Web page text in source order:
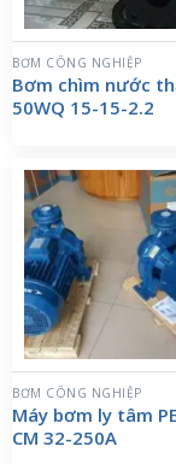
BƠM CÔNG NGHIỆP
Bơm chìm nước
50WQ 15-15-2.2
BƠM CÔNG NGHIỆP
Máy bơm ly tâm
CM 32-250A